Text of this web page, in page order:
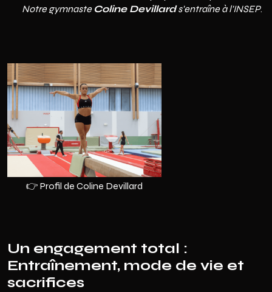
Notre gymnaste Coline Devillards'entraîne à l'INSEP.
👉 Profil de Coline Devillard
Un engagement total :
Entraînement, mode de vie et
sacrifices